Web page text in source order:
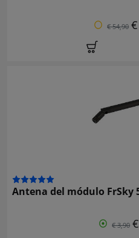
€ 54,90
Antena del módulo FrSky
€ 3,90